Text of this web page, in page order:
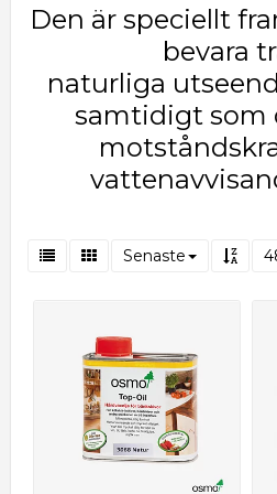
Den är speciellt
bevara
naturliga
samtidigt som
Senaste